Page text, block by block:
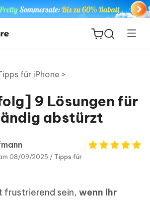
Neu
für iPhone >
9 Lösungen für
abstürzt
08/09/2025 / Tipps für
frustrierend sein, wenn Ihr